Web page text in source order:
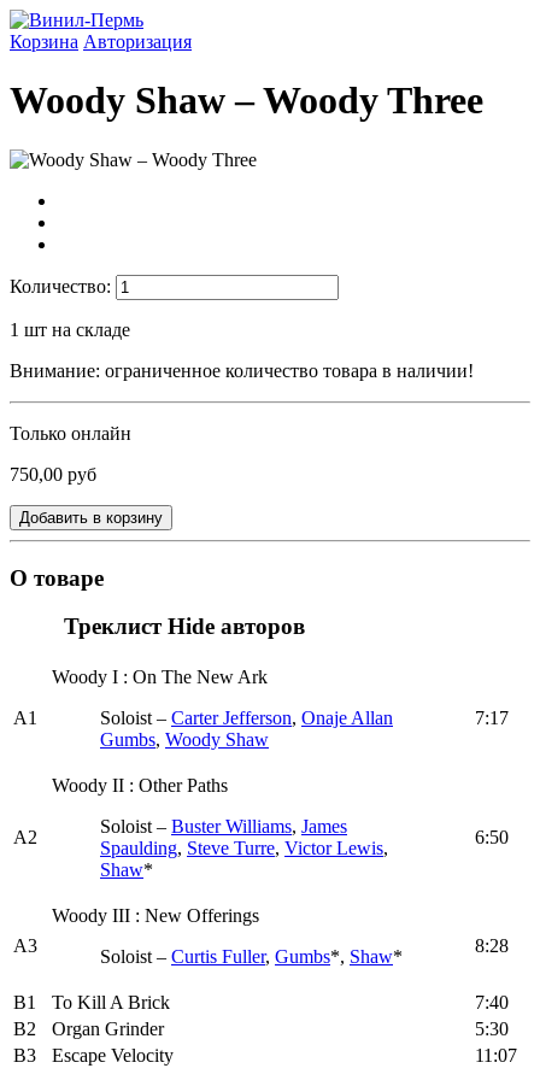
Корзина Авторизация
Woody Shaw – Woody Three
Количество:
1 шт на складе
Внимание: ограниченное количество товара в наличии!
Только онлайн
750,00 руб
Добавить в корзину
О товаре
ТреклистHide авторов
A1
Woody I : On The New Ark
Soloist – Carter Jefferson, Onaje Allan
Gumbs, Woody Shaw
7:17
A2
Woody II : Other Paths
Soloist – Buster Williams, James
Spaulding, Steve Turre, Victor Lewis,
Shaw*
6:50
A3
Woody III : New Offerings
Soloist – Curtis Fuller, Gumbs*, Shaw*
8:28
B1 To Kill A Brick
7:40
B2
Organ Grinder
5:30
B3
Escape Velocity 11:07